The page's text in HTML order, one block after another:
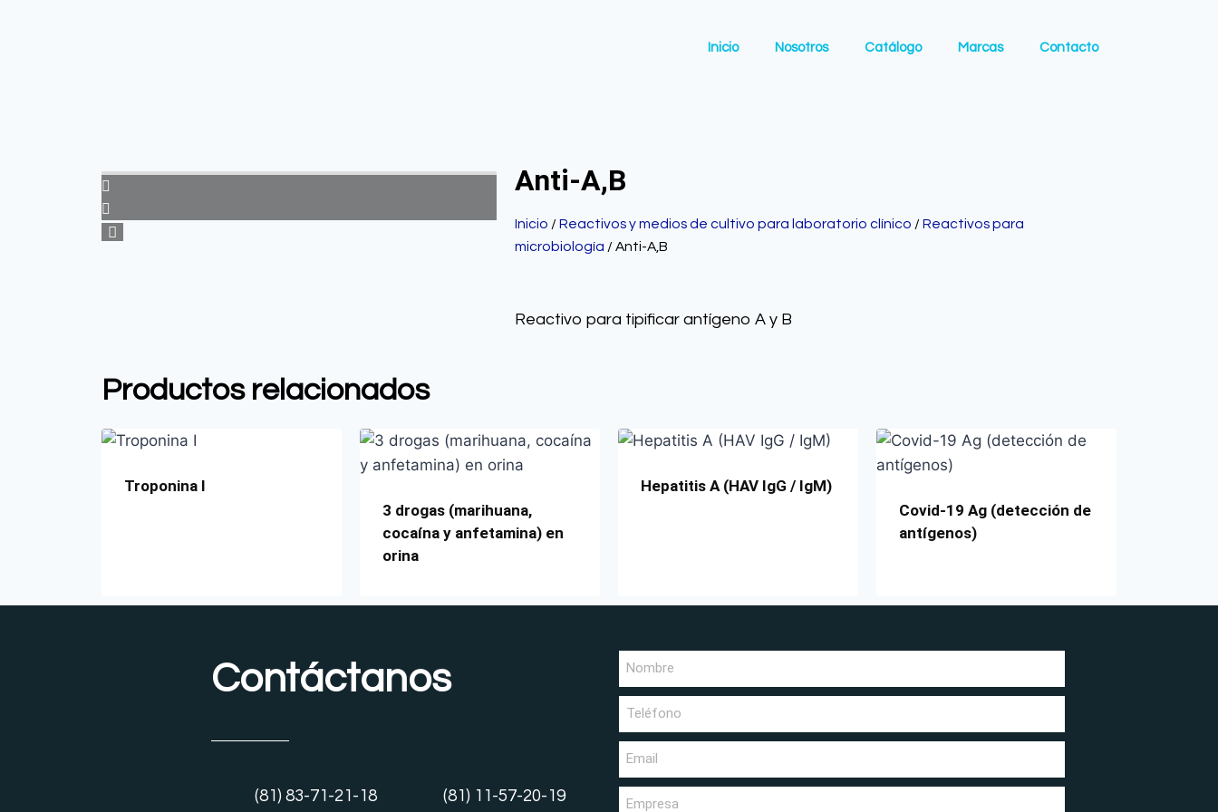
Inicio Nosotros Catálogo Marcas Contacto
Anti-A,B
Inicio / Reactivos y medios de cultivo para laboratorio clínico / Reactivos para
microbiología / Anti-A,B
Reactivo para tipificar antígeno A y B
Productos relacionados
Troponina I
3 drogas (marihuana,
cocaína y anfetamina) en
orina
Hepatitis A (HAV IgG / IgM)
Covid-19 Ag (detección de
antígenos)
Contáctanos
(81) 83-71-21-18 (81) 11-57-20-19